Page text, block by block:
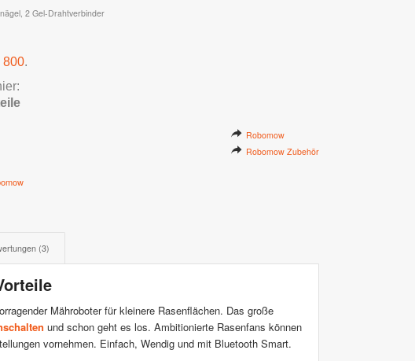
2 Gel-Drahtverbinder
800.
Robomow
Robomow Zubehör
(3)
Mähroboter für kleinere Rasenflächen. Das große
und schon geht es los. Ambitionierte Rasenfans können
vornehmen. Einfach, Wendig und mit Bluetooth Smart.